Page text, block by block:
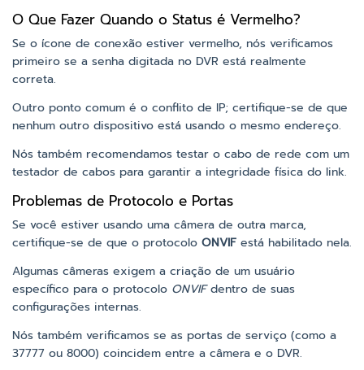
O Que Fazer Quando o Status é Vermelho?
Se o ícone de conexão estiver vermelho, nós verificamos
primeiro se a senha digitada no DVR está realmente
correta.
Outro ponto comum é o conflito de IP; certifique-se de que
nenhum outro dispositivo está usando o mesmo endereço.
Nós também recomendamos testar o cabo de rede com um
testador de cabos para garantir a integridade física do link.
Problemas de Protocolo e Portas
Se você estiver usando uma câmera de outra marca,
certifique-se de que o protocolo ONVIF está habilitado nela.
Algumas câmeras exigem a criação de um usuário
específico para o protocolo ONVIFdentro de suas
configurações internas.
Nós também verificamos se as portas de serviço (como a
37777 ou 8000) coincidem entre a câmera e o DVR.